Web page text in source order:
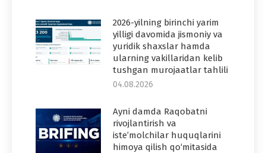
2026-yilning birinchi yarim
yilligi davomida jismoniy va
yuridik shaxslar hamda
ularning vakillaridan kelib
tushgan murojaatlar tahlili
04.08.2026
Ayni damda Raqobatni
rivojlantirish va
iste’molchilar huquqlarini
himoya qilish qo‘mitasida